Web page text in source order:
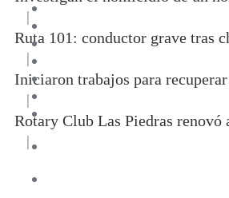
|
Ruta 101: conductor grave tras
|
Iniciaron trabajos para
|
Rotary Club Las Piedras renovó
|